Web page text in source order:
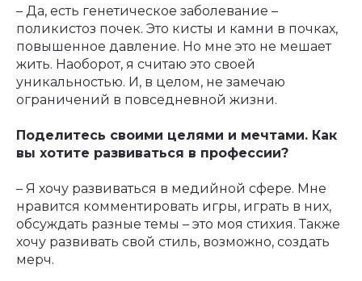
– Да, есть генетическое заболевание –
поликистоз почек. Это кисты и камни в почках,
повышенное давление. Но мне это не мешает
жить. Наоборот, я считаю это своей
уникальностью. И, в целом, не замечаю
ограничений в повседневной жизни.
Поделитесь своими целями и мечтами. Как
вы хотите развиваться в профессии?
– Я хочу развиваться в медийной сфере. Мне
нравится комментировать игры, играть в них,
обсуждать разные темы – это моя стихия. Также
хочу развивать свой стиль, возможно, создать
мерч.